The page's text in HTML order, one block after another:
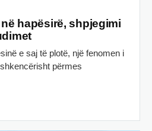
hapësirë, shpjegimi
e saj të plotë, një fenomen i
përmes